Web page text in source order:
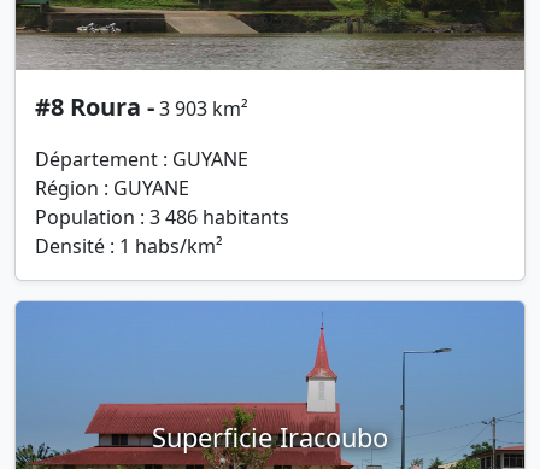
#8 Roura -3 903 km²
Département : GUYANE
Région : GUYANE
Population : 3 486 habitants
Densité : 1 habs/km²
Superficie Iracoubo